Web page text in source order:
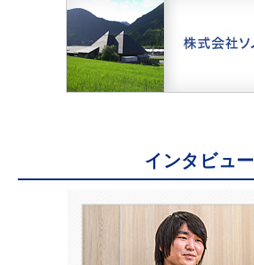
インタビュー